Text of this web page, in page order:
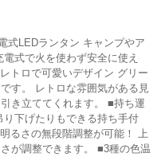
式LEDランタン キャンプやア
式で火を使わず安全に使え
トロで可愛いデザイン グリー
す。 レトロな雰囲気がある見
き立ててくれます。 ■持ち運
下げたりもできる持ち手付
るさの無段階調整が可能！ 上
が調整できます。 ■3種の色温